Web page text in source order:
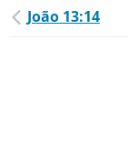
João 13:14